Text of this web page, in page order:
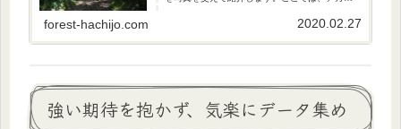
ストンヤマガラ、カラスバト、ウグイス、イイ
forest-hachijo.com 2020.02.27
強い期待を抱かず、気楽にデータ集め